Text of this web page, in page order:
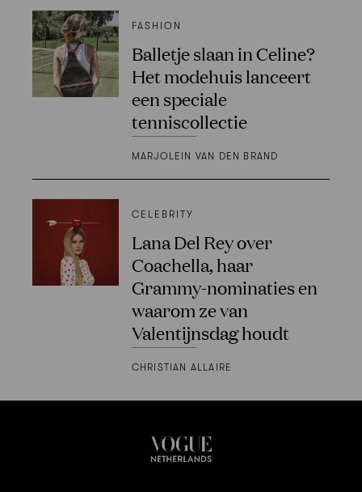
FASHION
Balletje slaan in Celine?
Het modehuis lanceert
een speciale
tenniscollectie
MARJOLEIN VAN DEN BRAND
CELEBRITY
Lana Del Rey over
Coachella, haar
Grammy-nominaties en
waarom ze van
Valentijnsdag houdt
CHRISTIAN ALLAIRE